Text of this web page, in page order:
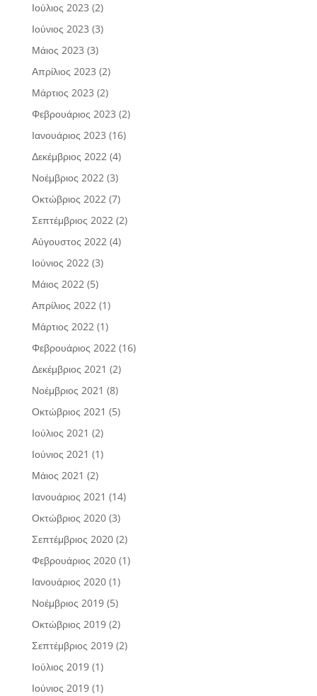
Ιούλιος 2023 (2)
Ιούνιος 2023 (3)
Μάιος 2023 (3)
Απρίλιος 2023 (2)
Μάρτιος 2023 (2)
Φεβρουάριος 2023 (2)
Ιανουάριος 2023 (16)
Δεκέμβριος 2022(4)
Νοέμβριος 2022(3)
Οκτώβριος 2022(7)
Σεπτέμβριος 2022(2)
Αύγουστος 2022(4)
Ιούνιος 2022(3)
Μάιος 2022(5)
Απρίλιος 2022(1)
Μάρτιος 2022(1)
Φεβρουάριος 2022(16)
Δεκέμβριος 2021 (2)
Νοέμβριος 2021 (8)
Οκτώβριος 2021 (5)
Ιούλιος 2021 (2)
Ιούνιος 2021 (1)
Μάιος 2021 (2)
Ιανουάριος 2021 (14)
Οκτώβριος 2020(3)
Σεπτέμβριος 2020(2)
Φεβρουάριος 2020(1)
Ιανουάριος 2020(1)
Νοέμβριος 2019(5)
Οκτώβριος 2019(2)
Σεπτέμβριος 2019(2)
Ιούλιος 2019(1)
Ιούνιος 2019(1)